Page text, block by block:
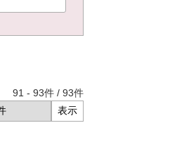
91 - 93件 / 93件